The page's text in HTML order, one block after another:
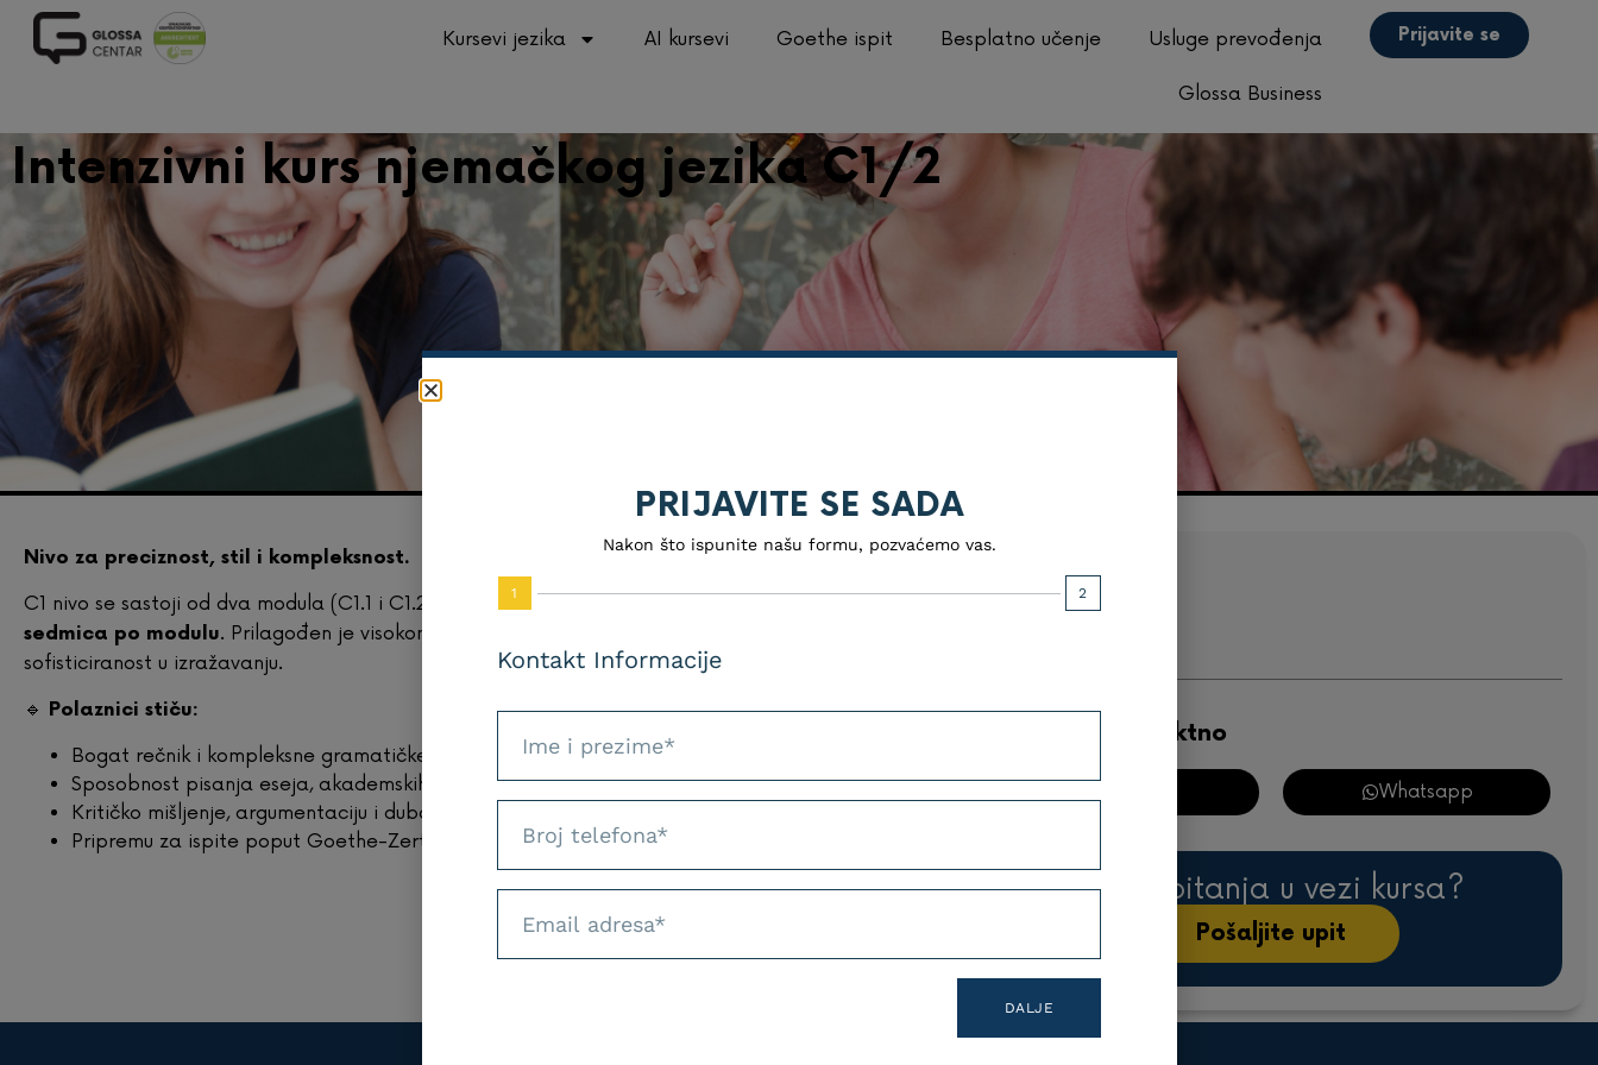
Kursevi jezika AI kursevi Goethe ispit Besplatno učenje Usluge prevođenja
Glossa Business
Prijavite se
Intenzivni kurs njemačkog jezika C1/2
Nivo za preciznost, stil i kompleksnost.
C1 nivo se sastoji od dva modula (C1.1 i C1.2), svaki sa57 nastavnih jedinica
sedmica po modulu. Prilagođen je visokomotivisanim polaznicima sa snažnom osnovom koji žele
sofisticiranost u izražavanju.
🔹
Polaznici stiču:
Bogat rečnik i kompleksne gramatičke strukture
Sposobnost pisanja eseja, akademskih radova i profesionalnih izvještaja
Kritičko mišljenje, argumentaciju i duboko razumijevanje apstraktnih tema
Pripremu za ispite poput Goethe-Zertifikat C1, TestDaF ili DSH
627,00
Pišite nam direktno
Whatsapp
Imate pitanja u vezi kursa?
Pošaljite upit
PRIJAVITE SE SADA
Nakon što ispunite našu formu, pozvaćemo vas.
1 2
Kontakt Informacije
DALJE